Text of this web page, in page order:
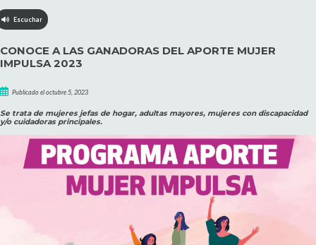
Escuchar
CONOCE A LAS GANADORAS DEL APORTE MUJER
IMPULSA 2023
Publicado el octubre 5, 2023
Se trata de mujeres jefas de hogar, adultas mayores, mujeres con discapacidad
y/o cuidadoras principales.